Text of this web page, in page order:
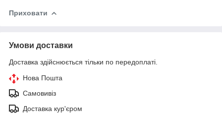
Приховати
Умови доставки
Доставка здійснюється тільки по передоплаті.
Нова Пошта
Самовивіз
Доставка кур'єром